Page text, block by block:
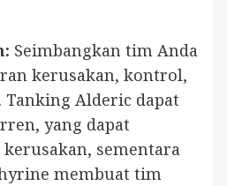
Seimbangkan tim Anda
kerusakan, kontrol,
Tanking Alderic dapat
yang dapat
sementara
membuat tim